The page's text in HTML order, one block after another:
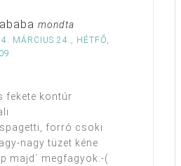
mondta
MÁRCIUS 24., HÉTFŐ,
fekete kontúr
forró csoki
nagy tüzet kéne
majd` megfagyok:-(